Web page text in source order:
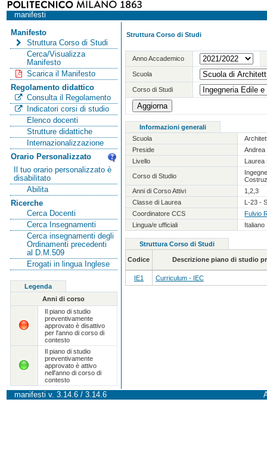
manifesti
Manifesto
Struttura Corso di Studi
Cerca/Visualizza
Manifesto
Scarica il Manifesto
Regolamento didattico
Consulta il Regolamento
Indicatori corsi di studio
Elenco docenti
Strutture didattiche
Internazionalizzazione
Orario Personalizzato
Il tuo orario personalizzato è
disabilitato
Abilita
Ricerche
Cerca Docenti
Cerca Insegnamenti
Cerca insegnamenti degli
Ordinamenti precedenti
al D.M.509
Erogati in lingua Inglese
Legenda
Anni di corso
Il piano di studio
preventivamente
approvato è disattivo
per l'anno di corso di
contesto
Il piano di studio
preventivamente
approvato è attivo
nell'anno di corso di
contesto
Struttura Corso di Studi
Anno Accademico
Scuola
Corso di Studi
Informazioni generali
Scuola
Preside
Andrea
Livello
Laurea
Corso di Studio
Anni di Corso Attivi
1,2,3
Classe di Laurea
L-23 -
Coordinatore CCS
Fulvio
Lingua/e ufficiali
Italiano
Struttura Corso di Studi
Codice Descrizione piano di studio
IE1 Curriculum - IEC
manifesti v. 3.14.6 / 3.14.6